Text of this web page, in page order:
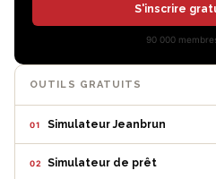
S'inscrire
90 000
OUTILS GRATUITS
01 Simulateur Jeanbrun
02 Simulateur de prêt